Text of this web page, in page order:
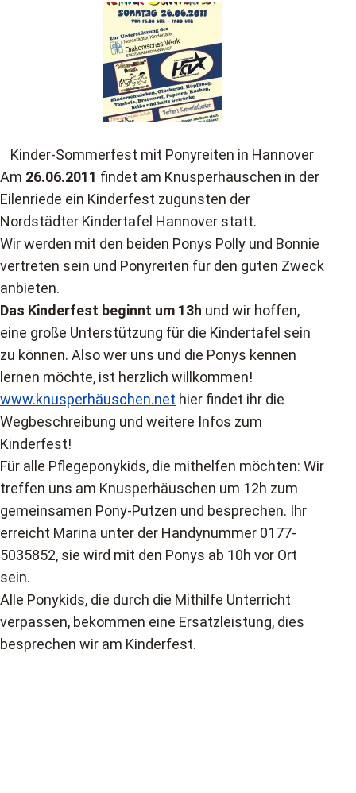
Kinder-Sommerfest mit Ponyreiten in Hannover
Am 26.06.2011 findet am Knusperhäuschen in der
Eilenriede ein Kinderfest zugunsten der
Nordstädter Kindertafel Hannover statt.
Wir werden mit den beiden Ponys Polly und Bonnie
vertreten sein und Ponyreiten für den guten Zweck
anbieten.
Das Kinderfest beginnt um 13h und wir hoffen,
eine große Unterstützung für die Kindertafel sein
zu können. Also wer uns und die Ponys kennen
lernen möchte, ist herzlich willkommen!
www.knusperhäuschen.net hier findet ihr die
Wegbeschreibung und weitere Infos zum
Kinderfest!
Für alle Pflegeponykids, die mithelfen möchten: Wir
treffen uns am Knusperhäuschen um 12h zum
gemeinsamen Pony-Putzen und besprechen. Ihr
erreicht Marina unter der Handynummer 0177-
5035852, sie wird mit den Ponys ab 10h vor Ort
sein.
Alle Ponykids, die durch die Mithilfe Unterricht
verpassen, bekommen eine Ersatzleistung, dies
besprechen wir am Kinderfest.